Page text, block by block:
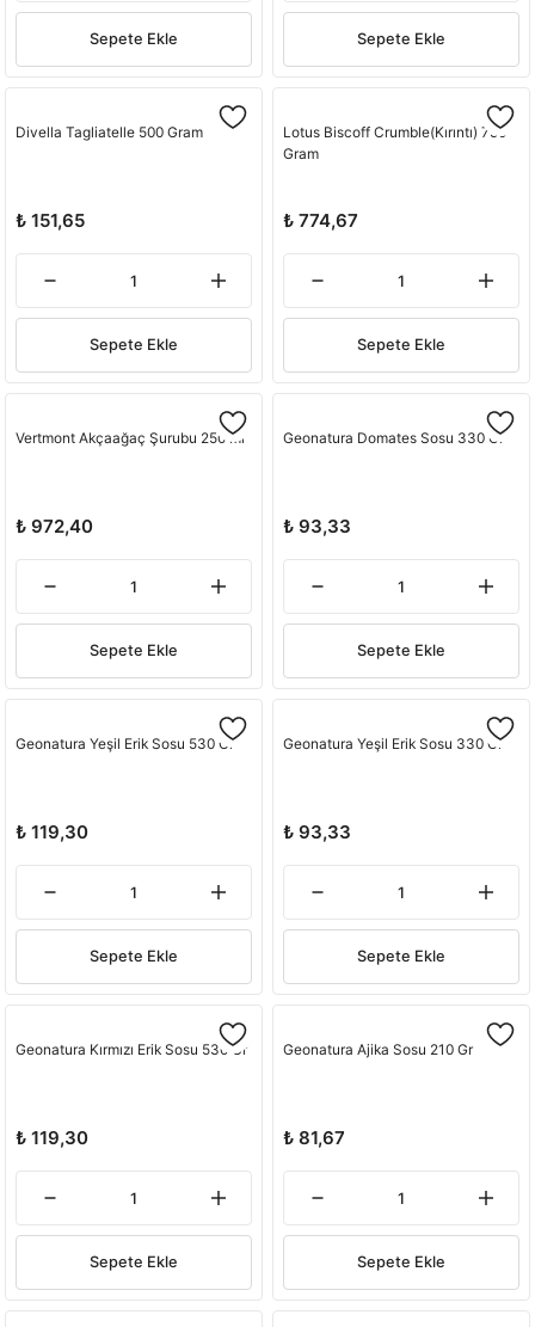
Sepete Ekle Sepete Ekle
Divella Tagliatelle 500 Gram
₺ 151,65
Sepete Ekle
Lotus Biscoff Crumble(Kırıntı) 750
Gram
₺ 774,67
Sepete Ekle
Vertmont Akçaağaç Şurubu 250 ml
₺ 972,40
Sepete Ekle
Geonatura Domates Sosu 330 Gr
₺ 93,33
Sepete Ekle
Geonatura Yeşil Erik Sosu 530 Gr
₺ 119,30
Sepete Ekle
Geonatura Yeşil Erik Sosu 330 Gr
₺ 93,33
Sepete Ekle
Geonatura Kırmızı Erik Sosu 530 Gr
₺ 119,30
Sepete Ekle
Geonatura Ajika Sosu 210 Gr
₺ 81,67
Sepete Ekle